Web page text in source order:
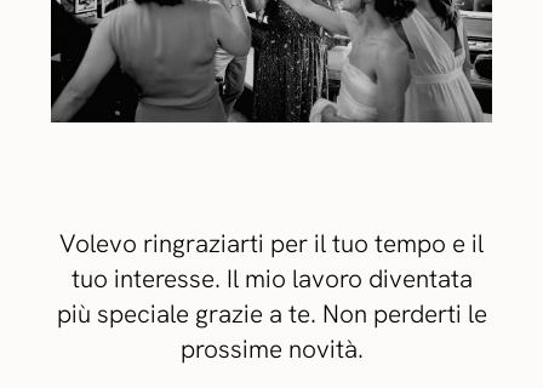
Volevo ringraziarti per il tuo tempo e il
tuo interesse. Il mio lavoro diventata
più speciale grazie a te. Non perderti le
prossime novità.